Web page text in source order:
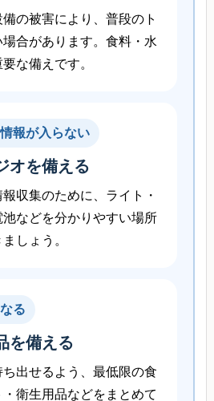
の被害により、普段のト
合があります。食料・水
な備えです。
報が入らない
オを備える
収集のために、ライト・
などを分かりやすい場所
しょう。
る
を備える
出せるよう、最低限の食
衛生用品などをまとめて